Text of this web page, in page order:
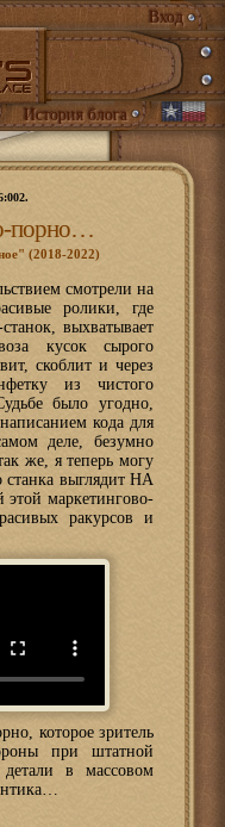
Вход
История блога
порно…
(2018-2022)
смотрели на
ролики, где
выхватывает
кусок сырого
скоблит и через
из чистого
было угодно,
кода для
деле, безумно
же, я теперь могу
станка выглядит НА
маркетингово-
ракурсов и
которое зритель
при штатной
детали в массовом